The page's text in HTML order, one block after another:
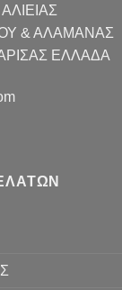
& ΑΛΑΜΑΝΑΣ
EΛΛΑΔΑ